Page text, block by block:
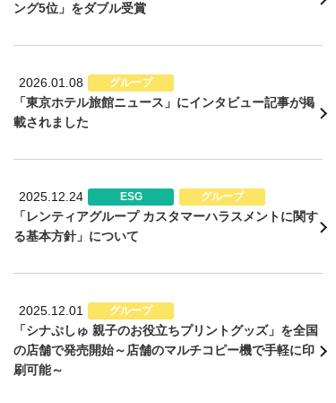
ング5位」をダブル受賞
2026.01.08 グループ
「東京ホテル旅館ニュース」にインタビュー記事が掲
載されました
2025.12.24 ESG グループ
「レンティアグループ カスタマーハラスメントに関す
る基本方針」について
2025.12.01 グループ
「シナぷしゅ 親子のお役立ちプリントグッズ」を全国
の店舗で発売開始～店舗のマルチコピー機で手軽に印
刷可能～